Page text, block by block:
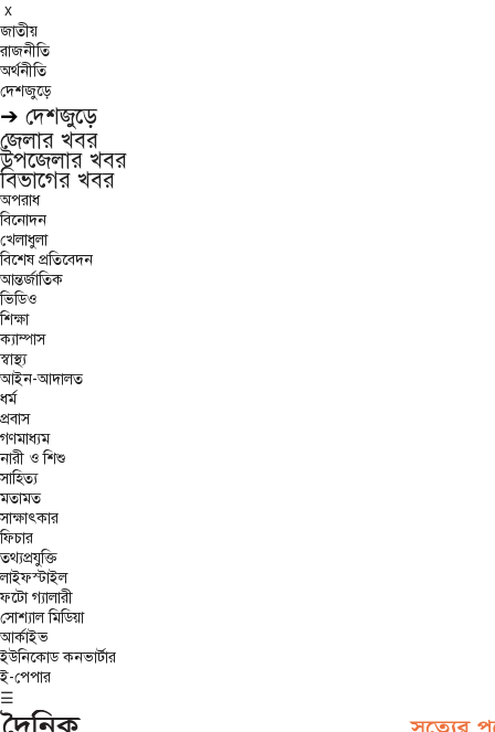
x
জাতীয়
রাজনীতি
অর্থনীতি
দেশজুড়ে
➔ দেশজুড়ে
জেলার খবর
উপজেলার খবর
বিভাগের খবর
অপরাধ
বিনোদন
খেলাধুলা
বিশেষ প্রতিবেদন
আন্তর্জাতিক
ভিডিও
শিক্ষা
ক্যাম্পাস
স্বাস্থ্য
আইন-আদালত
ধর্ম
প্রবাস
গণমাধ্যম
নারী ও শিশু
সাহিত্য
মতামত
সাক্ষাৎকার
ফিচার
তথ্যপ্রযুক্তি
লাইফস্টাইল
ফটো গ্যালারী
সোশ্যাল মিডিয়া
আর্কাইভ
ইউনিকোড কনভার্টার
ই-পেপার
☰